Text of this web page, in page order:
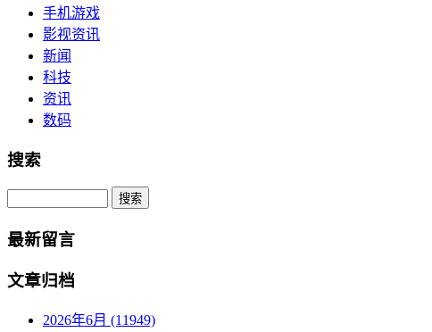
手机游戏
影视资讯
新闻
科技
资讯
数码
搜索
Search
最新留言
文章归档
2026年6月 (11949)